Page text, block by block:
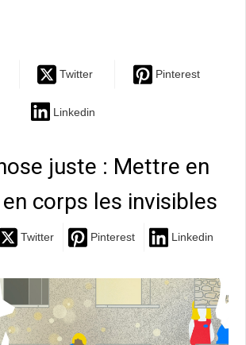
Twitter Pinterest
Linkedin
juste : Mettre en
corps les invisibles
Twitter Pinterest Linkedin